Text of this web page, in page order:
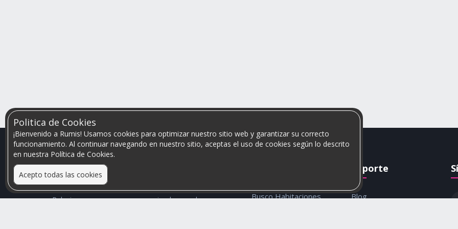
Politica de Cookies
¡Bienvenido a Rumis! Usamos cookies para optimizar nuestro sitio web y garantizar su correcto
funcionamiento. Al continuar navegando en nuestro sitio, aceptas el uso de cookies según lo descrito
en nuestra Política de Cookies.
Acepto todas las cookies
Relacionamos personas que arriendan con las que
Busco Habitaciones
Soporte
Blog